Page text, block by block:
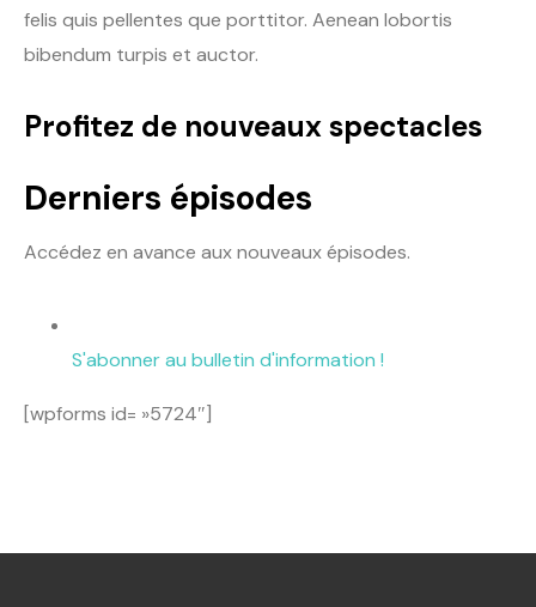
felis quis pellentes que porttitor. Aenean lobortis
bibendum turpis et auctor.
Profitez de nouveaux spectacles
Derniers épisodes
Accédez en avance aux nouveaux épisodes.
S'abonner au bulletin d'information !
[wpforms id= »5724″]